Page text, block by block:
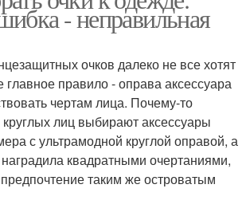
- неправильная
очков далеко не все хотят
правило - оправа аксессуара
чертам лица. Почему-то
лиц выбирают аксессуары
с ультрамодной круглой оправой, а
квадратными очертаниями,
таким же островатым